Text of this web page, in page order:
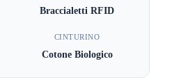
Bora Bora -
in Legno
Braccialetti RFID
CINTURINO
Cotone Biologico